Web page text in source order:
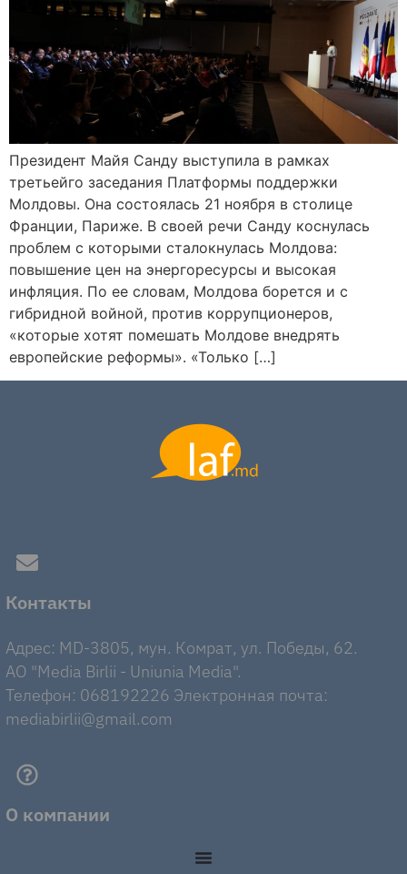
Президент Майя Санду выступила в рамках
третьейго заседания Платформы поддержки
Молдовы. Она состоялась 21 ноября в столице
Франции, Париже. В своей речи Санду коснулась
проблем с которыми сталокнулась Молдова:
повышение цен на энергоресурсы и высокая
инфляция. По ее словам, Молдова борется и с
гибридной войной, против коррупционеров,
«которые хотят помешать Молдове внедрять
европейские реформы». «Только […]
Контакты
Адрес: MD-3805, мун. Комрат, ул. Победы, 62.
AO "Media Birlii - Uniunia Media".
Телефон: 068192226 Электронная почта:
mediabirlii@gmail.com
О компании